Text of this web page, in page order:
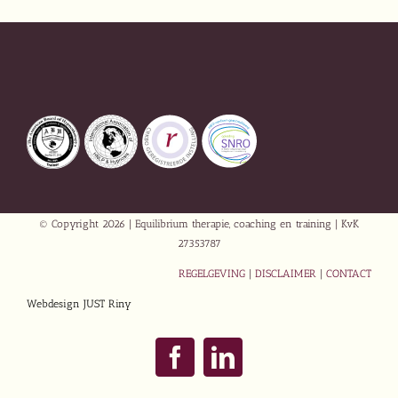
© Copyright 2026 | Equilibrium therapie, coaching en training | KvK
27353787
REGELGEVING DISCLAIMER CONTACT
Webdesign JUST Riny
FacebookLinkedIn